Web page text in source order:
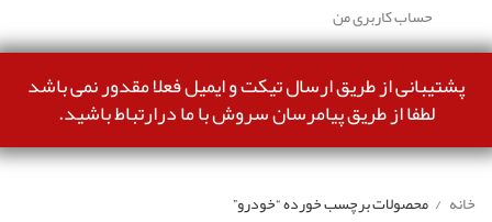
حساب کاربری من
پشتیبانی از طریق ارسال تیکت و ایمیل فعلا مقدور نمی باشد
لطفا از طریق پیامرسان سروش با ما درارتباط باشید.
خانه
محصولات برچسب خورده “خودرو”